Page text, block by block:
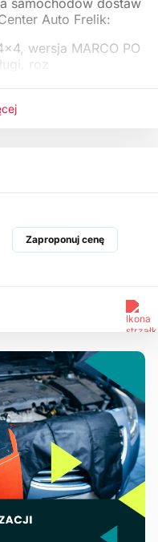
Auto Frelik:
wersja MARCO PO
roz
Zaproponuj cenę